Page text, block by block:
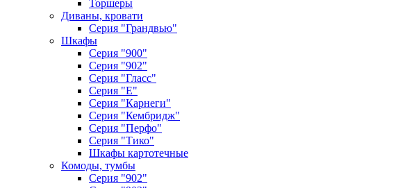
Торшеры
Диваны, кровати
Серия "Грандвью"
Шкафы
Серия "900"
Серия "902"
Серия "Гласс"
Серия "Е"
Серия "Карнеги"
Серия "Кембридж"
Серия "Перфо"
Серия "Тико"
Шкафы картотечные
Комоды, тумбы
Серия "902"